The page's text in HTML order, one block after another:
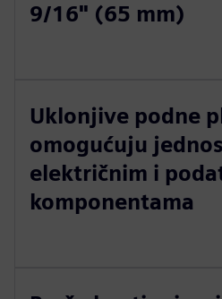
9/16" (65 mm)
Uklonjive podne
omogućuju
električnim i
komponentama